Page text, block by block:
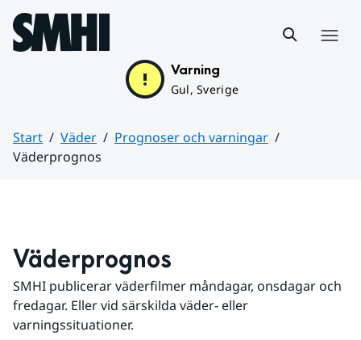
Hoppa till sidans innehåll
Varning
Gul, Sverige
Start Väder
Prognoser och varningar
Väderprognos
Väderprognos
SMHI publicerar väderfilmer måndagar, onsdagar och
fredagar. Eller vid särskilda väder- eller
varningssituationer.